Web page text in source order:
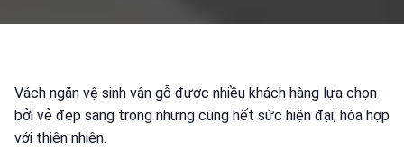
Vách ngăn vệ sinh vân gỗ được nhiều khách hàng lựa chọn
bởi vẻ đẹp sang trọng nhưng cũng hết sức hiện đại, hòa hợp
với thiên nhiên.